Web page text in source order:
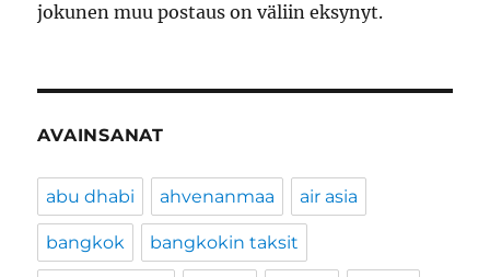
jokunen muu postaus on väliin eksynyt.
AVAINSANAT
abu dhabi ahvenanmaa air asia
bangkok bangkokin taksit